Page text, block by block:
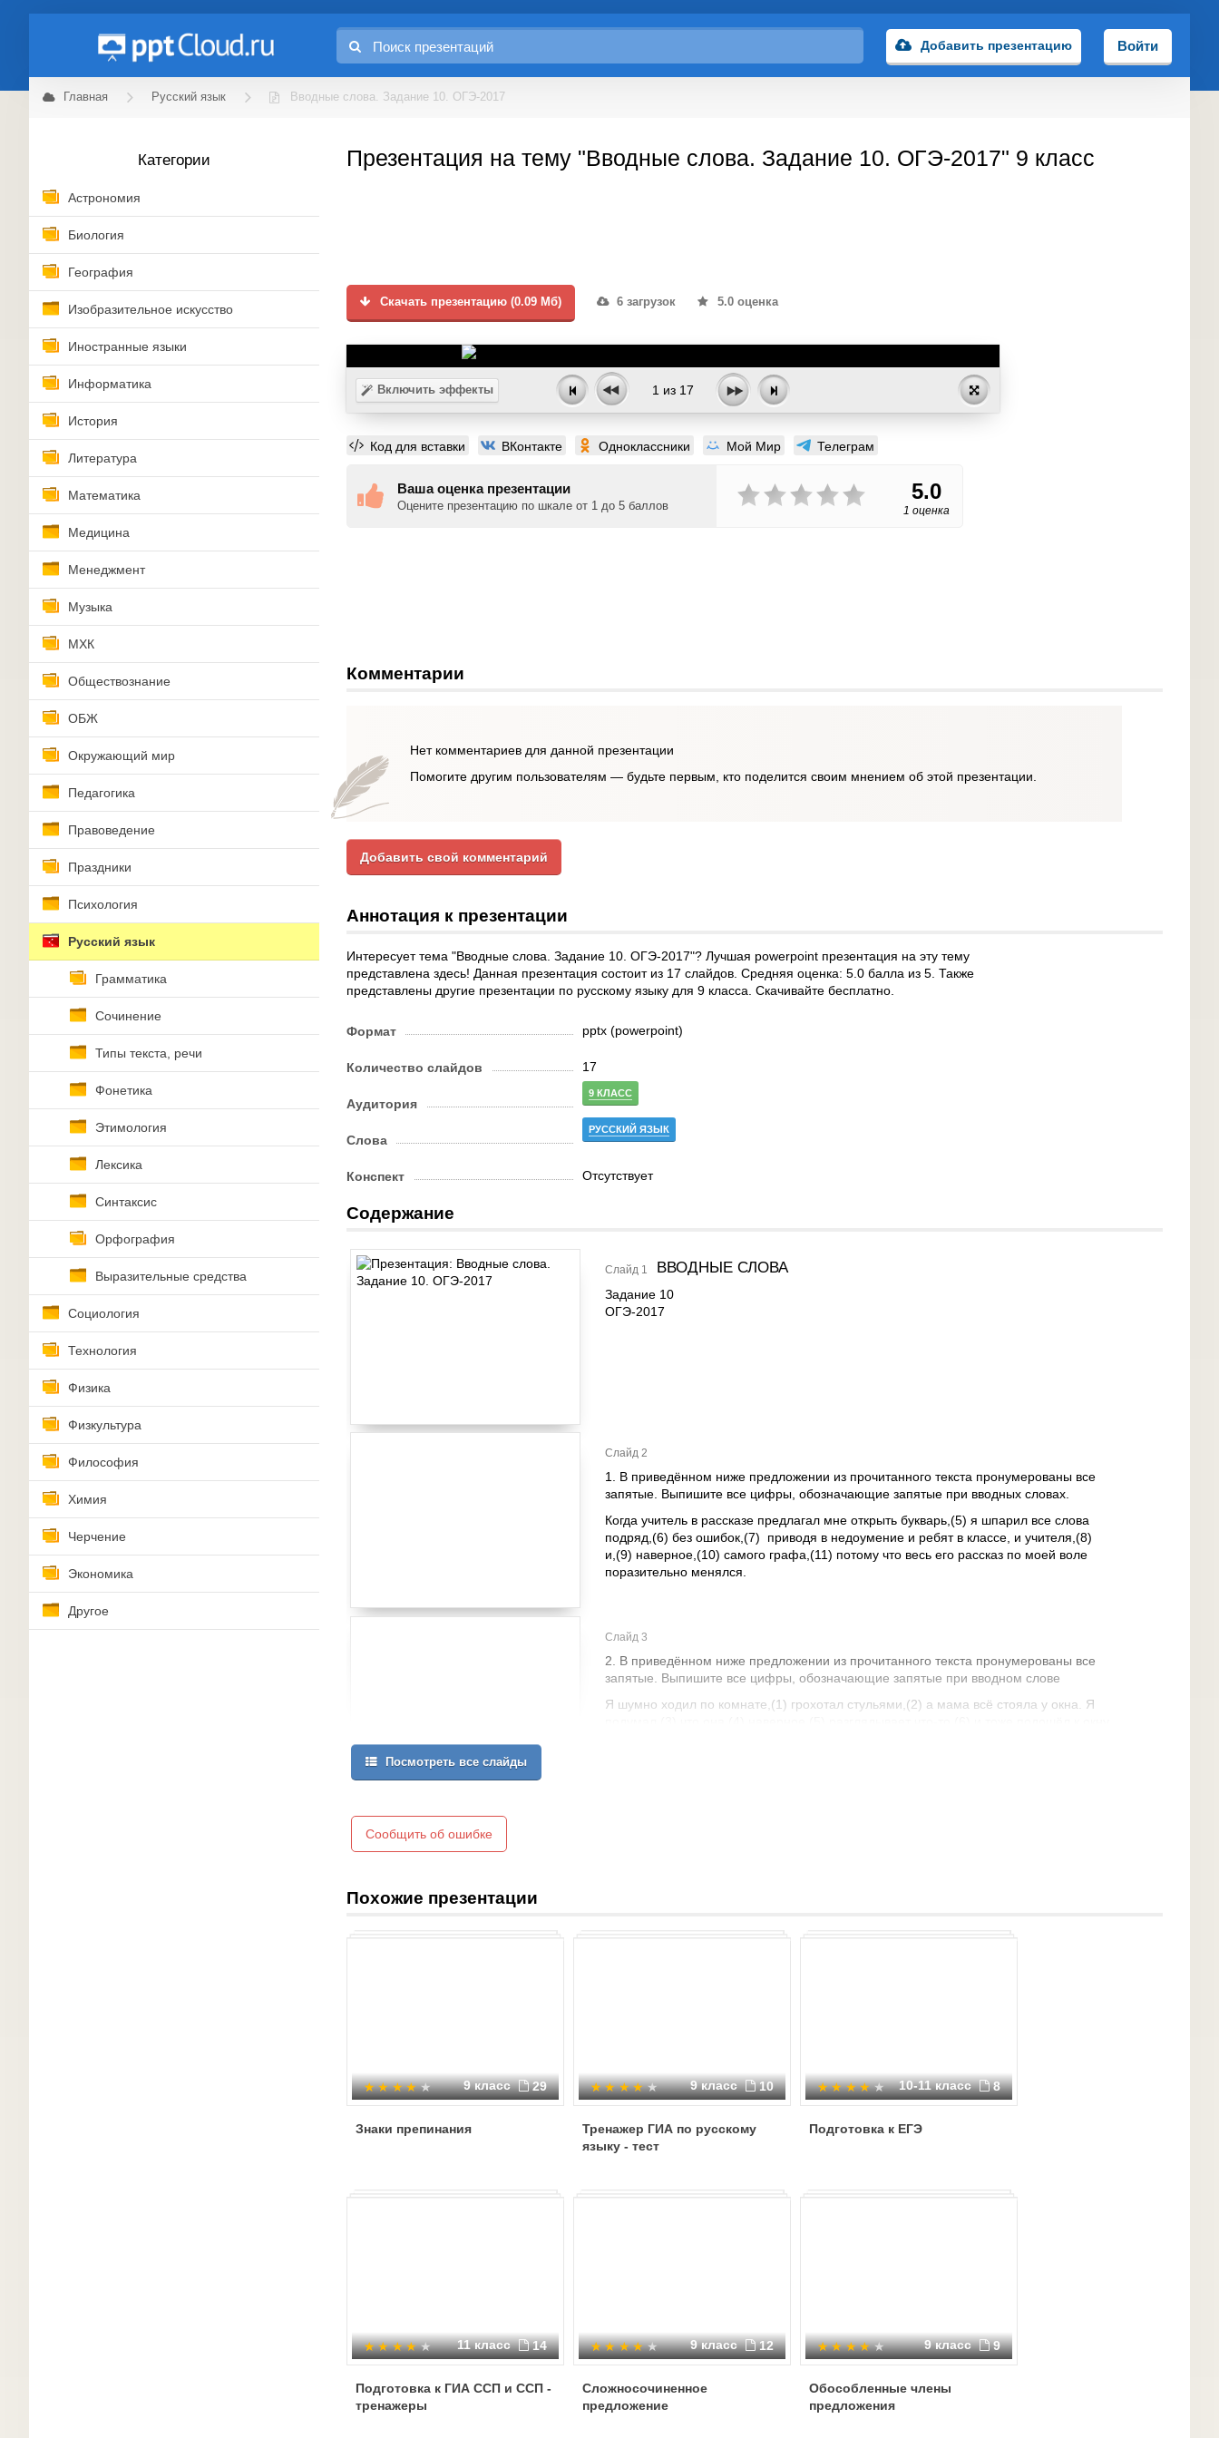
Добавить презентацию Войти
Главная Русский язык Вводные слова. Задание 10. ОГЭ-2017
Категории
Астрономия
Биология
География
Изобразительное искусство
Иностранные языки
Информатика
История
Литература
Математика
Медицина
Менеджмент
Музыка
МХК
Обществознание
ОБЖ
Окружающий мир
Педагогика
Правоведение
Праздники
Психология
Русский язык
Грамматика
Сочинение
Типы текста, речи
Фонетика
Этимология
Лексика
Синтаксис
Орфография
Выразительные средства
Социология
Технология
Физика
Физкультура
Философия
Химия
Черчение
Экономика
Другое
Презентация на тему "Вводные слова. Задание 10. ОГЭ-2017" 9 класс
Скачать презентацию (0.09 Мб) 6 загрузок 5.0 оценка
Включить эффекты 1 из 17
Код для вставки ВКонтакте Одноклассники Мой Мир Телеграм
Ваша оценка презентации
Оцените презентацию по шкале от 1 до 5 баллов
5.0
1 оценка
Комментарии
Нет комментариев для данной презентации
Помогите другим пользователям — будьте первым, кто поделится своим мнением об этой презентации.
Добавить свой комментарий
Аннотация к презентации
Интересует тема "Вводные слова. Задание 10. ОГЭ-2017"? Лучшая powerpoint презентация на эту тему
представлена здесь! Данная презентация состоит из 17 слайдов. Средняя оценка: 5.0 балла из 5. Также
представлены другие презентации по русскому языку для 9 класса. Скачивайте бесплатно.
Формат pptx (powerpoint)
Количество слайдов 17
Аудитория
9 КЛАСС
Слова
РУССКИЙ ЯЗЫК
Конспект Отсутствует
Содержание
Слайд 1 ВВОДНЫЕ СЛОВА
Задание 10
ОГЭ-2017
Слайд 2
1. В приведённом ниже предложении из прочитанного текста пронумерованы все
запятые. Выпишите все цифры, обозначающие запятые при вводных словах.
Когда учитель в рассказе предлагал мне открыть букварь,(5) я шпарил все слова
подряд,(6) без ошибок,(7) приводя в недоумение и ребят в классе, и учителя,(8)
и,(9) наверное,(10) самого графа,(11) потому что весь его рассказ по моей воле
поразительно менялся.
Слайд 3
2. В приведённом ниже предложении из прочитанного текста пронумерованы все
запятые. Выпишите все цифры, обозначающие запятые при вводном слове
Я шумно ходил по комнате,(1) грохотал стульями,(2) а мама всё стояла у окна. Я
Посмотреть все слайды
Сообщить об ошибке
Похожие презентации
9 класс 29
Знаки препинания
9 класс 10
Тренажер ГИА по русскому
языку - тест
10-11 класс 8
Подготовка к ЕГЭ
11 класс 14
Подготовка к ГИА ССП и ССП -
тренажеры
9 класс 12
Сложносочиненное
предложение
9 класс 9
Обособленные члены
предложения